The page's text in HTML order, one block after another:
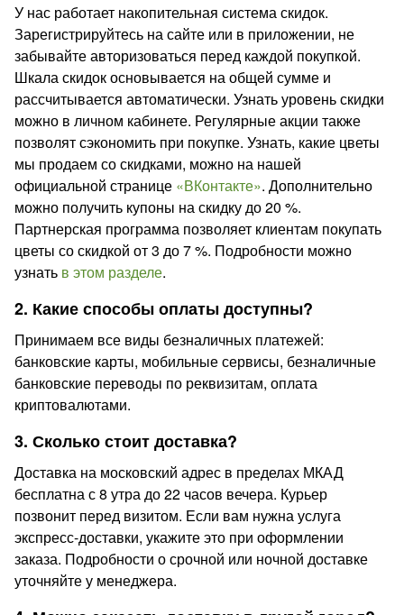
У нас работает накопительная система скидок.
Зарегистрируйтесь на сайте или в приложении, не
забывайте авторизоваться перед каждой покупкой.
Шкала скидок основывается на общей сумме и
рассчитывается автоматически. Узнать уровень скидки
можно в личном кабинете. Регулярные акции также
позволят сэкономить при покупке. Узнать, какие цветы
мы продаем со скидками, можно на нашей
официальной странице «ВКонтакте». Дополнительно
можно получить купоны на скидку до 20 %.
Партнерская программа позволяет клиентам покупать
цветы со скидкой от 3 до 7 %. Подробности можно
узнать в этом разделе.
2. Какие способы оплаты доступны?
Принимаем все виды безналичных платежей:
банковские карты, мобильные сервисы, безналичные
банковские переводы по реквизитам, оплата
криптовалютами.
3. Сколько стоит доставка?
Доставка на московский адрес в пределах МКАД
бесплатна с 8 утра до 22 часов вечера. Курьер
позвонит перед визитом. Если вам нужна услуга
экспресс-доставки, укажите это при оформлении
заказа. Подробности о срочной или ночной доставке
уточняйте у менеджера.